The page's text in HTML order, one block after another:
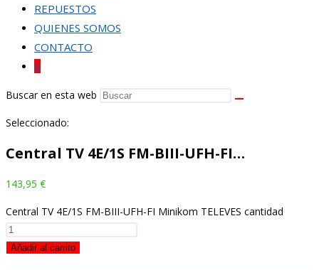
REPUESTOS
QUIENES SOMOS
CONTACTO
0
Buscar en esta web
Seleccionado:
Central TV 4E/1S FM-BIII-UFH-FI…
143,95 €
Central TV 4E/1S FM-BIII-UFH-FI Minikom TELEVES cantidad
Añadir al carrito